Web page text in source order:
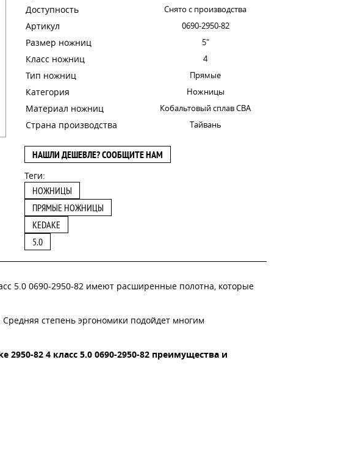
Доступность Снято с производства
Артикул 0690-2950-82
Размер ножниц 5"
Класс ножниц 4
Тип ножниц Прямые
Категория Ножницы
Материал ножниц Кобальтовый сплав CBA
Страна производства Тайвань
НАШЛИ ДЕШЕВЛЕ? СООБЩИТЕ НАМ
Теги:
НОЖНИЦЫ
ПРЯМЫЕ НОЖНИЦЫ
KEDAKE
5.0
5.0 0690-2950-82 имеют расширенные полотна, которые
степень эргономики подойдет многим
2950-82 4 класс 5.0 0690-2950-82 преимущества и